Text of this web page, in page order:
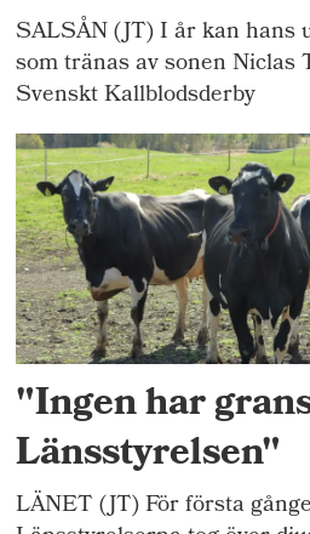
SALSÅN (JT) I år kan hans
som tränas av sonen Niclas
Svenskt Kallblodsderby
"Ingen har
Länsstyrelsen"
LÄNET (JT) För första